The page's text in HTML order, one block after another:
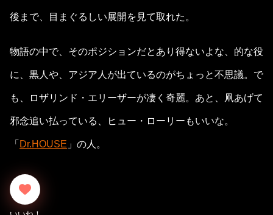
後まで、目まぐるしい展開を見て取れた。
物語の中で、そのポジションだとあり得ないよな、的な役
に、黒人や、アジア人が出ているのがちょっと不思議。で
も、ロザリンド・エリーザーが凄く奇麗。あと、凧あげて
邪念追い払っている、ヒュー・ローリーもいいな。
「 Dr.HOUSE 」の人。